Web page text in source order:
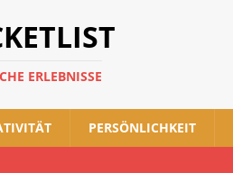
ERLEBNISSE
PERSÖNLICHKEIT